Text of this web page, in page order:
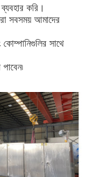
করি।
সবসময় আমাদের
সাথে